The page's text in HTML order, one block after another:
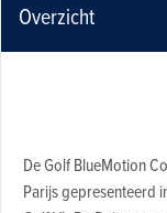
Overzicht
De Golf BlueMotion
Parijs gepresenteerd